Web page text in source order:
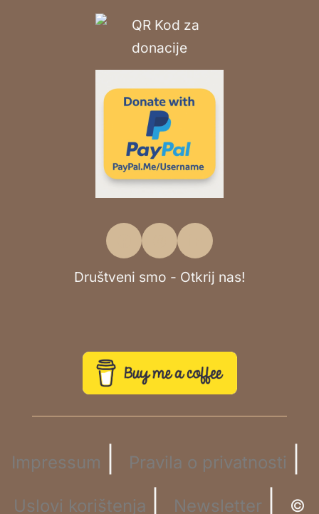
Društveni smo - Otkrij nas!
Impressum Pravila o privatnosti
Uslovi korištenja Newsletter ©